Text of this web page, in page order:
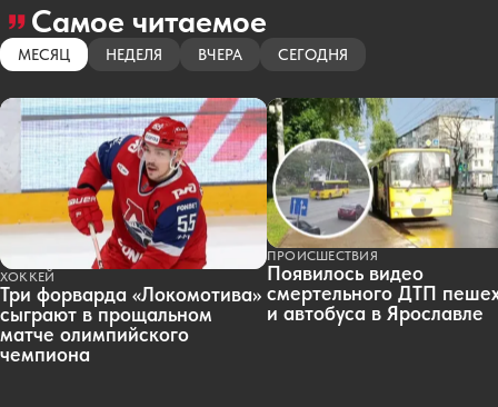
Самое читаемое
МЕСЯЦ НЕДЕЛЯ ВЧЕРА СЕГОДНЯ
ХОККЕЙ
Три форварда «Локомотива»
сыграют в прощальном
матче олимпийского
чемпиона
ПРОИСШЕСТВИЯ
Появилось видео
смертельного ДТП
и автобуса в Ярославле